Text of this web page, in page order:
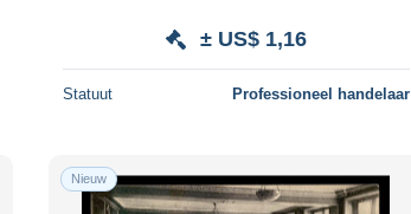
± US$ 1,16
Statuut Professioneel handelaar
Nieuw